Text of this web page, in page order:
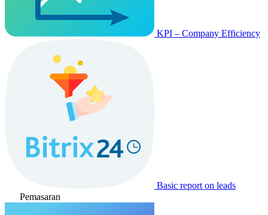
KPI – Company Efficiency
Basic report on leads
Pemasaran